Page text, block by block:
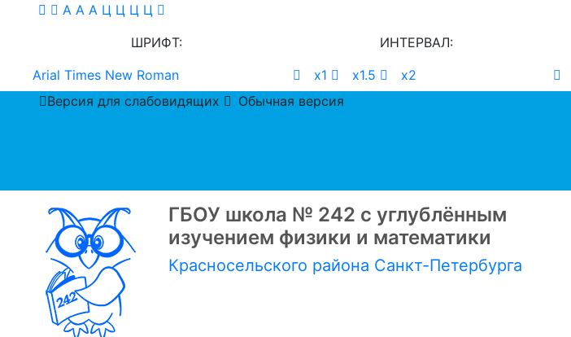
A A A Ц Ц Ц Ц
ШРИФТ:
Arial Times New Roman
ИНТЕРВАЛ:
х1
х1.5 х2
Версия для слабовидящих
Обычная версия
ГБОУ школа № 242 с углублённым
изучением физики и математики
Красносельского района Санкт-Петербурга